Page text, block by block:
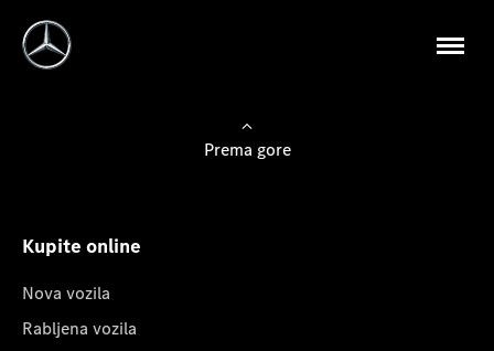
Prema gore
Kupite online
Nova vozila
Rabljena vozila